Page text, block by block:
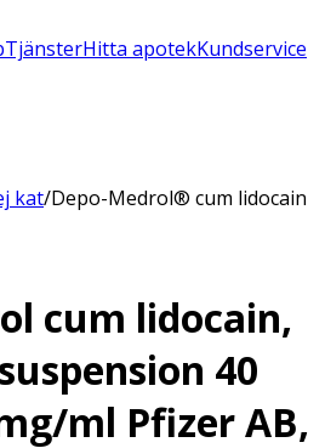
TjänsterHitta apotekKundservice
kat/Depo-Medrol® cum lidocain
cum lidocain,
40
ml Pfizer AB,